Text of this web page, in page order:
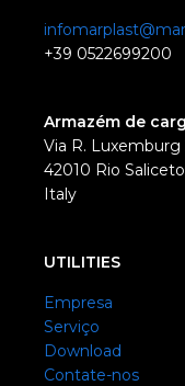
+39 0522699200
Armazém de
Via R. Luxemburg
42010 Rio
Italy
UTILITIES
Empresa
Serviço
Download
Contate-nos